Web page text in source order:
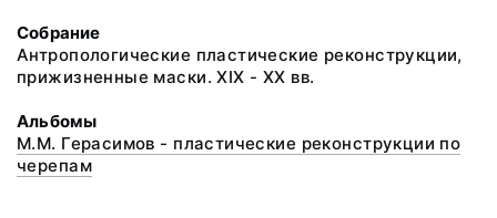
Собрание
Антропологические пластические реконструкции,
прижизненные маски. XIX - XX вв.
Альбомы
М.М. Герасимов - пластические реконструкции по
черепам